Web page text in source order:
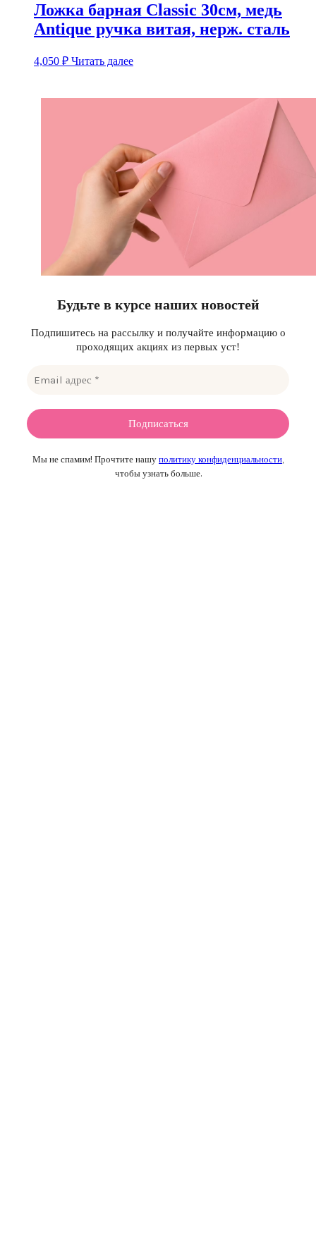
Ложка барная Classic 30см, медь
Antique ручка витая, нерж. сталь
4,050 ₽ Читать далее
Будьте в курсе наших новостей
Подпишитесь на рассылку и получайте информацию о
проходящих акциях из первых уст!
Мы не спамим! Прочтите нашу политику конфиденциальности,
чтобы узнать больше.